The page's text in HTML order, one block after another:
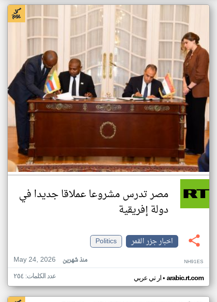
مصر تدرس مشروعا عملاقا جديدا في
دولة إفريقية
اخبار جزر القمر
Politics
May 24, 2026
منذ شهرين NH91ES
ار تي عربي• arabic.rt.com عدد الكلمات: ٢٥٤